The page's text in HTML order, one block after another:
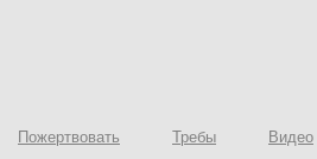
Пожертвовать Требы
Видео